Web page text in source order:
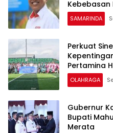
Kebebasan
SAMARINDA
Perkuat
Pertamina
OLAHRAGA
Gubernur
Bupati
Merata